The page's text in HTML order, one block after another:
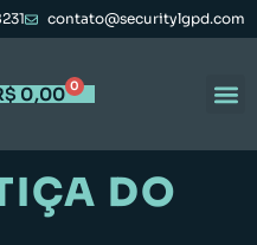
contato@securitylgpd.com
0,00 0
DO